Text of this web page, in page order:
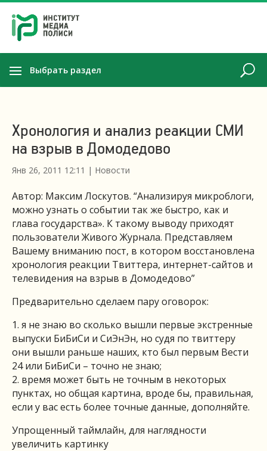
Выбрать раздел
Хронология и анализ реакции СМИ
на взрыв в Домодедово
Янв 26, 2011 12:11 | Новости
Автор: Максим Лоскутов. “Анализируя микроблоги,
можно узнать о событии так же быстро, как и
глава государства». К такому выводу приходят
пользователи Живого Журнала. Представляем
Вашему вниманию пост, в котором восстановлена
хронология реакции Твиттера, интернет-сайтов и
телевидения на взрыв в Домодедово”
Предварительно сделаем пару оговорок:
1. я не знаю во сколько вышли первые экстренные
выпуски БиБиСи и СиЭнЭн, но судя по твиттеру
они вышли раньше наших, кто был первым Вести
24 или БиБиСи – точно не знаю;
2. время может быть не точным в некоторых
пунктах, но общая картина, вроде бы, правильная,
если у вас есть более точные данные, дополняйте.
Упрощенный таймлайн, для наглядности
увеличить картинку